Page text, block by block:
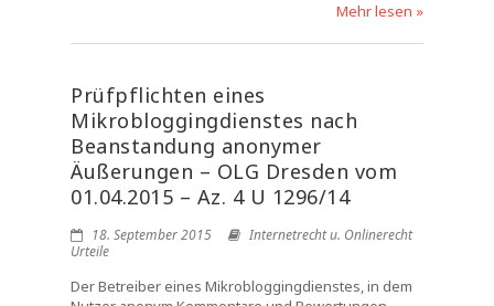
Mehr lesen »
Prüfpflichten eines
Mikrobloggingdienstes nach
Beanstandung anonymer
Äußerungen – OLG Dresden vom
01.04.2015 – Az. 4 U 1296/14
18. September 2015
Internetrecht u. Onlinerecht
Urteile
Der Betreiber eines Mikrobloggingdienstes, in dem